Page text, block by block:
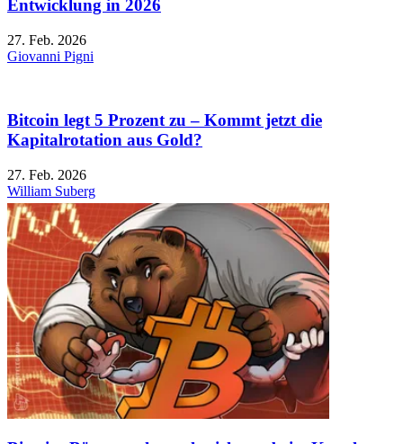
Entwicklung in 2026
27. Feb. 2026
Giovanni Pigni
Bitcoin legt 5 Prozent zu – Kommt jetzt die
Kapitalrotation aus Gold?
27. Feb. 2026
William Suberg